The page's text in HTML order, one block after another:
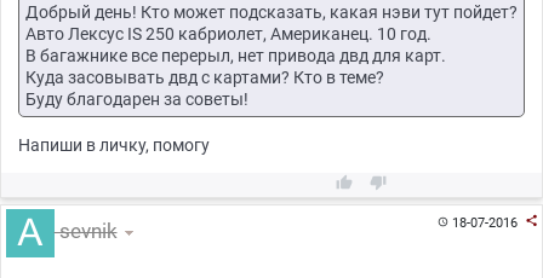
Добрый день! Кто может подсказать, какая нэви тут пойдет?
Авто Лексус IS 250 кабриолет, Американец. 10 год.
В багажнике все перерыл, нет привода двд для карт.
Куда засовывать двд с картами? Кто в теме?
Буду благодарен за советы!
Напиши в личку, помогу
 
18-07-2016 
sevnik